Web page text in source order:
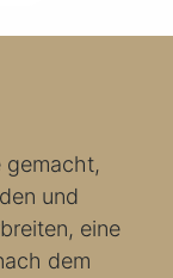
gemacht,
und
eine
dem